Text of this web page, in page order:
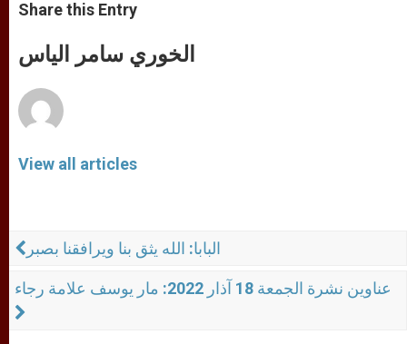
t
s
p
p
s
e
e
e
b
k
Share this Entry
الخوري سامر الياس
View all articles
البابا: الله يثق بنا ويرافقنا بصبر
عناوين نشرة الجمعة 18 آذار 2022: مار يوسف علامة رجاء